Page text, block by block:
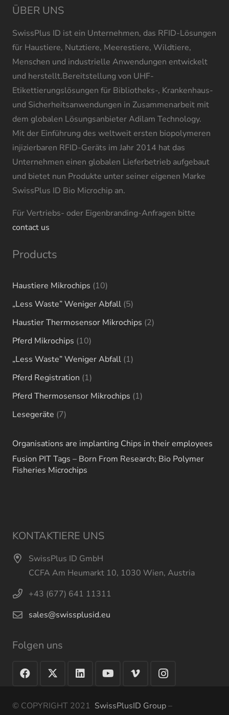
ÜBER UNS
SwissPlus ID ist ein Unternehmen, das RFID-Lösungen
für Haustiere, Nutztiere, Meerestiere, Wildtiere,
Menschen und industrielle Anwendungen entwickelt
und herstellt.Bereitstellung von UHF-
Etikettierungslösungen für Bibliotheks-, Krankenhaus-
und Sicherheitsanwendungen in Zusammenarbeit mit
dem globalen Lösungsanbieter Adilam Technology.
Mit der Einführung des weltweit ersten biopolymeren
injizierbaren RFID-Geräts im Jahr 2014 hat das
Unternehmen einen globalen Lieferbetrieb aufgebaut
und bietet nun Produkte unter seiner eigenen Marke
SwissPlus ID Bio Microchip an.
Für Vertriebs- oder Eigenbranding-Anfragen bitte
contact us
Products
Haustiere Mikrochips 1010
products
„Less Waste” Weniger Abfall 55
products
Haustier Thermosensor Mikrochips 22
Pferd Mikrochips 1010
products
„Less Waste” Weniger Abfall 11
Pferd Registration 11
product
Pferd Thermosensor Mikrochips 11
Lesegeräte 77
Organisations are implanting Chips in their employees
Fusion PIT Tags – Born From Research; Bio Polymer
Fisheries Microchips
KONTAKTIERE UNS
SwissPlus ID GmbH
CCFA Am Heumarkt 10, 1030 Wien, Austria
+43 (677) 641 11311
sales@swissplusid.eu
Folgen uns
© COPYRIGHT 2021 SwissPlusID Group–